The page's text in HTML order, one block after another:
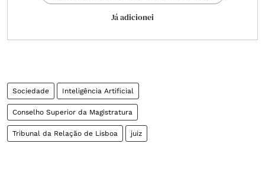
Já adicionei
Sociedade Inteligência Artificial
Conselho Superior da Magistratura
Tribunal da Relação de Lisboa juiz